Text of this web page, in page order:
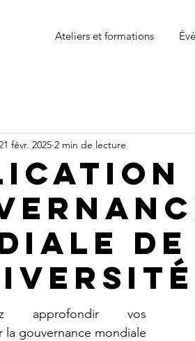
Ateliers et formations
21 févr. 2025 2 min de lecture
approfondir vos
la gouvernance mondiale